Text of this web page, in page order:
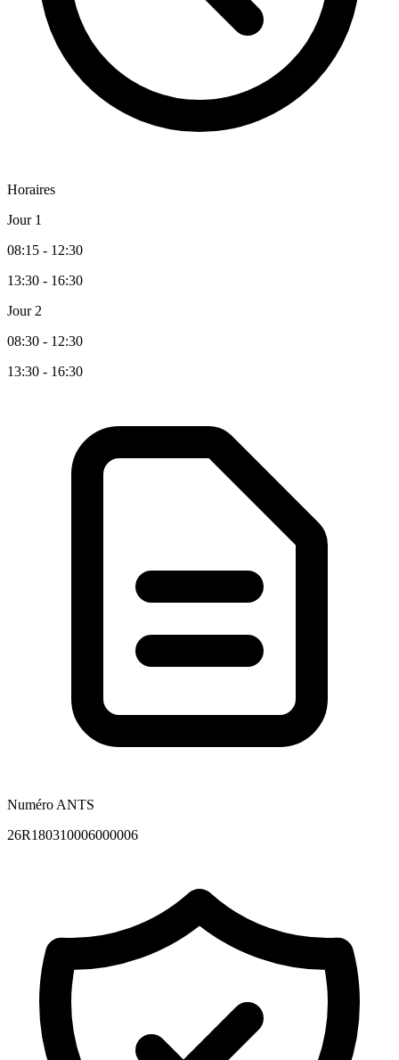
Horaires
Jour 1
08:15 - 12:30
13:30 - 16:30
Jour 2
08:30 - 12:30
13:30 - 16:30
Numéro ANTS
26R180310006000006